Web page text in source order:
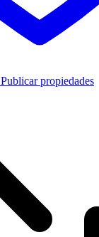
Publicar propiedades